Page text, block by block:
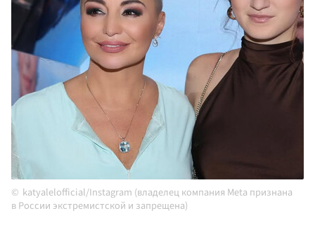
katyalelofficial/Instagram (владелец компания Meta признана
в России экстремистской и запрещена)